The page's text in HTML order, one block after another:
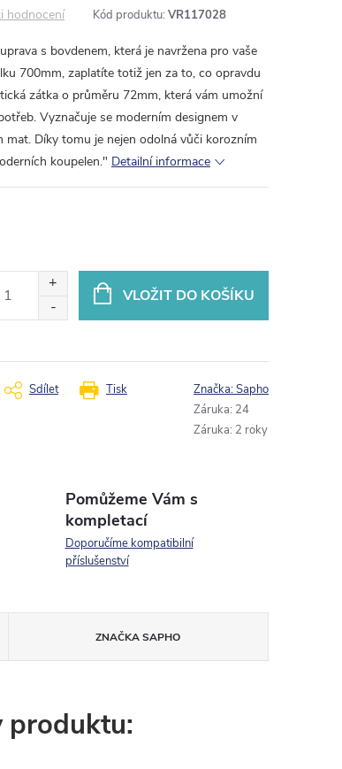
hodnocení Kód produktu: VR117028
s bovdenem, která je navržena pro vaše
700mm, zaplatíte totiž jen za to, co opravdu
zátka o průměru 72mm, která vám umožní
Vyznačuje se moderním designem v
Díky tomu je nejen odolná vůči korozním
koupelen." Detailní informace
VLOŽIT DO KOŠÍKU
Tisk
Sdílet Značka:Sapho
Záruka: 24
Záruka: 2 roky
Pomůžeme Vám s
kompletací
Doporučíme kompatibilní
příslušenství
ZNAČKASAPHO
produktu: